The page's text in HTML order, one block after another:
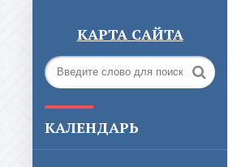
КАРТА САЙТА
КАЛЕНДАРЬ